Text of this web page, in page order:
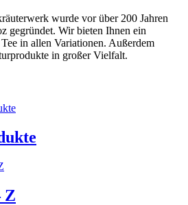
wurde vor über 200 Jahren
gegründet. Wir bieten Ihnen ein
in allen Variationen. Außerdem
in großer Vielfalt.
Z